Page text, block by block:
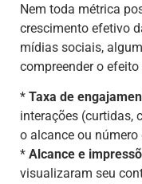
Nem toda métrica
crescimento efetivo
mídias sociais,
compreender o
* Taxa de
interações (curtidas,
o alcance ou número
* Alcance e
visualizaram seu